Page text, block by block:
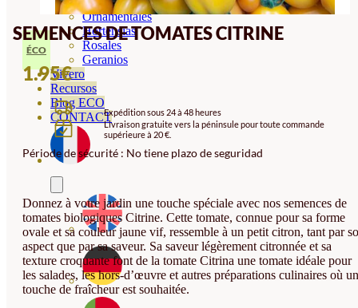
Ornamentales
Hortensias
Rosales
Geranios
Vivero
Recursos
Blog ECO
CONTACT
SEMENCES DE TOMATES CITRINE
ÉCO
1.95€
Expédition sous 24 à 48 heures
Livraison gratuite vers la péninsule pour toute commande
supérieure à 20 €.
Période de sécurité : No tiene plazo de seguridad
Donnez à votre jardin une touche spéciale avec nos semences de
tomates biologiques Citrine. Cette tomate, connue pour sa forme
ovale et sa couleur jaune vif, ressemble à un petit citron, tant par
aspect que par sa saveur. Sa saveur légèrement citronnée et sa
texture croquante font de la tomate Citrina une tomate idéale pour
les salades, les hors-d’œuvre et autres préparations culinaires où
touche de fraîcheur est souhaitée.